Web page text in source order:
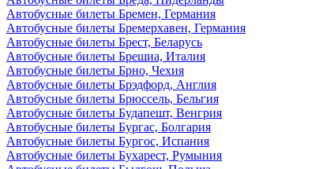
Автобусные билеты Бремен, Германия
Автобусные билеты Бремерхавен, Германия
Автобусные билеты Брест, Беларусь
Автобусные билеты Брешиа, Италия
Автобусные билеты Брно, Чехия
Автобусные билеты Брэдфорд, Англия
Автобусные билеты Брюссель, Бельгия
Автобусные билеты Будапешт, Венгрия
Автобусные билеты Бургас, Болгария
Автобусные билеты Бургос, Испания
Автобусные билеты Бухарест, Румыния